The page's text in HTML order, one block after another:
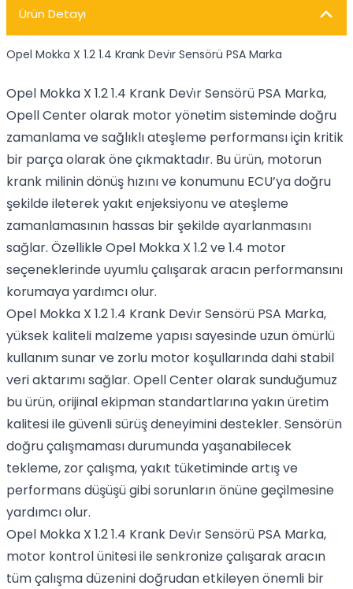
Ürün Detayı
Opel Mokka X 1.2 1.4 Krank Devi̇r Sensörü PSA Marka
Opel Mokka X 1.2 1.4 Krank Devi̇r Sensörü PSA Marka,
Opell Center olarak motor yönetim sisteminde doğru
zamanlama ve sağlıklı ateşleme performansı için kritik
bir parça olarak öne çıkmaktadır. Bu ürün, motorun
krank milinin dönüş hızını ve konumunu ECU’ya doğru
şekilde ileterek yakıt enjeksiyonu ve ateşleme
zamanlamasının hassas bir şekilde ayarlanmasını
sağlar. Özellikle Opel Mokka X 1.2 ve 1.4 motor
seçeneklerinde uyumlu çalışarak aracın performansını
korumaya yardımcı olur.
Opel Mokka X 1.2 1.4 Krank Devi̇r Sensörü PSA Marka,
yüksek kaliteli malzeme yapısı sayesinde uzun ömürlü
kullanım sunar ve zorlu motor koşullarında dahi stabil
veri aktarımı sağlar. Opell Center olarak sunduğumuz
bu ürün, orijinal ekipman standartlarına yakın üretim
kalitesi ile güvenli sürüş deneyimini destekler. Sensörün
doğru çalışmaması durumunda yaşanabilecek
tekleme, zor çalışma, yakıt tüketiminde artış ve
performans düşüşü gibi sorunların önüne geçilmesine
yardımcı olur.
Opel Mokka X 1.2 1.4 Krank Devi̇r Sensörü PSA Marka,
motor kontrol ünitesi ile senkronize çalışarak aracın
tüm çalışma düzenini doğrudan etkileyen önemli bir